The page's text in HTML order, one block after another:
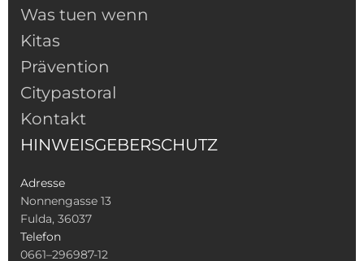
Was tuen wenn
Kitas
Prävention
Citypastoral
Kontakt
HINWEISGEBERSCHUTZ
Adresse
Nonnengasse 13
Fulda, 36037
Telefon
0661–296987-12